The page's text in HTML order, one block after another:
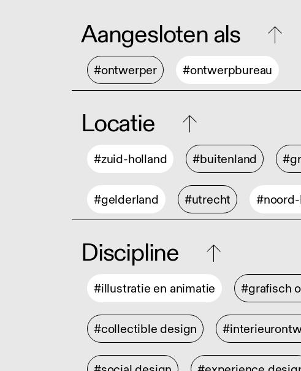
Aangesloten als
#ontwerper #ontwerpbureau
Locatie
#zuid-holland #buitenland
#gelderland #utrecht
Discipline
#illustratie en animatie #grafisch
#collectible design